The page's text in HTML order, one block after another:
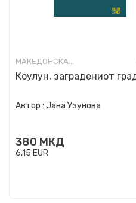
МАКЕДОНСКА КНИЖЕВНОСТ
Коулун, заградениот
Автор : Јана Узунова
380 МКД
6,15 EUR